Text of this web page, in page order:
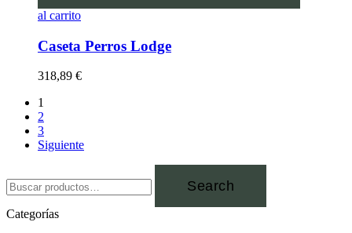
al carrito
Caseta Perros Lodge
318,89 €
1
2
3
Siguiente
Search
Categorías